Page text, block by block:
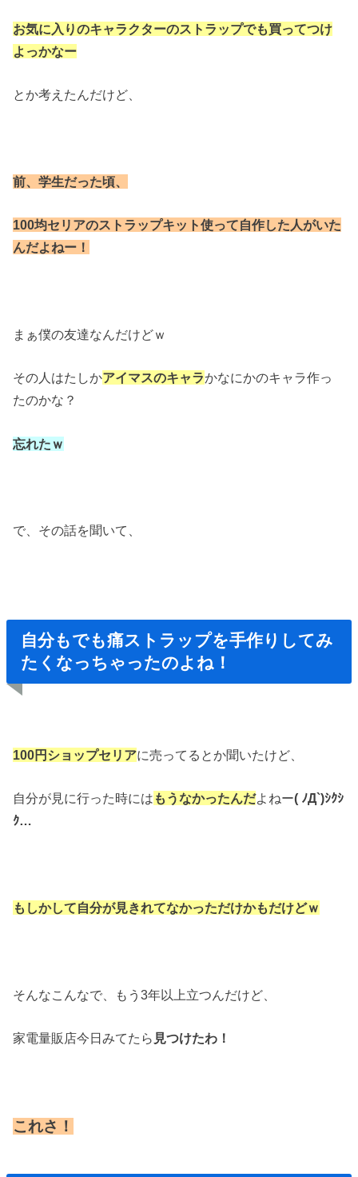
お気に入りのキャラクターのストラップでも買ってつけ
よっかなー
とか考えたんだけど、
前、学生だった頃、
100均セリアのストラップキット使って自作した人がいた
んだよねー！
まぁ僕の友達なんだけどｗ
その人はたしかアイマスのキャラかなにかのキャラ作っ
たのかな？
忘れたｗ
で、その話を聞いて、
自分もでも痛ストラップを手作りしてみ
たくなっちゃったのよね！
100円ショップセリアに売ってるとか聞いたけど、
自分が見に行った時には もうなかったんだよねー( ﾉД`)ｼｸｼ
ｸ…
もしかして自分が見きれてなかっただけかもだけどｗ
そんなこんなで、もう3年以上立つんだけど、
家電量販店今日みてたら 見つけたわ！
これさ！